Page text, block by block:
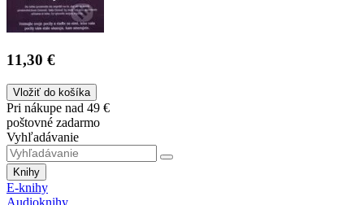
11,30 €
Vložiť do košíka
Pri nákupe nad 49 €
poštovné zadarmo
Vyhľadávanie
Knihy
E-knihy